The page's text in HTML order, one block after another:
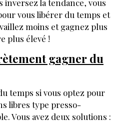
inversez la tendance, vous
vous libérer du temps et
moins et gagnez plus
plus élevé !
gagner du
temps si vous optez pour
libres type presso-
Vous avez deux solutions :